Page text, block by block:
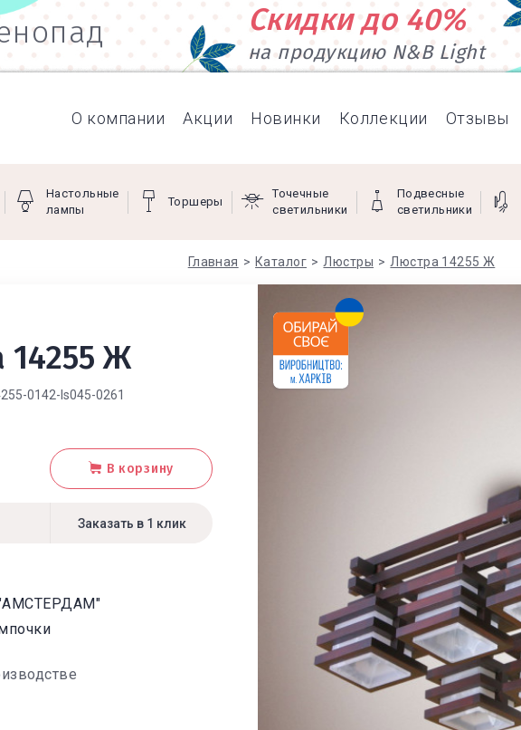
Скидки до 40%
на продукцию N&B Light
О компании Акции Новинки Коллекции Отзывы
Настольные
лампы
Торшеры
Точечные
светильники
Подвесные
светильники
Главная Каталог Люстры Люстра 14255 Ж
Ж
0142-ls045-0261
В корзину
"АМСТЕРДАМ"